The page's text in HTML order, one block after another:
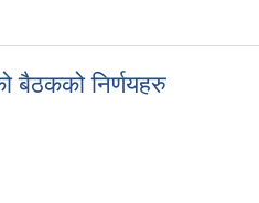
बैठकको निर्णयहरु